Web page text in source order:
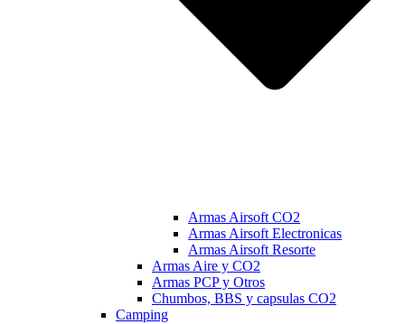
Armas Airsoft CO2
Armas Airsoft Electronicas
Armas Airsoft Resorte
Armas Aire y CO2
Armas PCP y Otros
Chumbos, BBS y capsulas CO2
Camping